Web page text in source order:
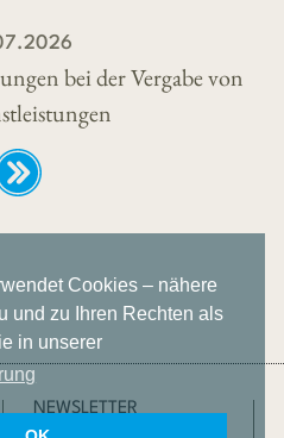
Cookies – nähere
und zu Ihren Rechten als
in unserer
bei der Vergabe von
NEWSLETTER
IMPRESSUM